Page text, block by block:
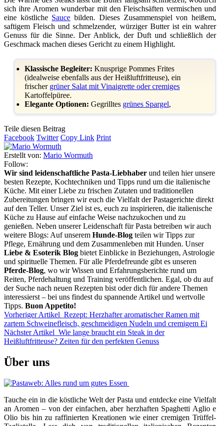
sich ihre Aromen wunderbar mit den Fleischsäften vermischen und
eine köstliche Sauce bilden. Dieses Zusammenspiel von heißem,
saftigem Fleisch und schmelzender, würziger Butter ist ein wahrer
Genuss für die Sinne. Der Anblick, der Duft und schließlich der
Geschmack machen dieses Gericht zu einem Highlight.
Klassische Begleiter: Knusprige Pommes Frites
(idealweise ebenfalls aus der Heißluftfritteuse), ein
frischer grüner Salat mit Vinaigrette oder cremiges
Kartoffelpüree.
Elegante Optionen: Gegrilltes grünes Spargel,
Teile diesen Beitrag
Facebook Twitter Copy Link Print
Erstellt von: Mario Wormuth
Follow:
Wir sind leidenschaftliche Pasta-Liebhaber und teilen hier unsere
besten Rezepte, Kochtechniken und Tipps rund um die italienische
Küche. Mit einer Liebe zu frischen Zutaten und traditionellen
Zubereitungen bringen wir euch die Vielfalt der Pastagerichte direkt
auf den Teller. Unser Ziel ist es, euch zu inspirieren, die italienische
Küche zu Hause auf einfache Weise nachzukochen und zu
genießen. Neben unserer Leidenschaft für Pasta betreiben wir auch
weitere Blogs: Auf unserem Hunde-Blog teilen wir Tipps zur
Pflege, Ernährung und dem Zusammenleben mit Hunden. Unser
Liebe & Esoterik Blog bietet Einblicke in Beziehungen, Astrologie
und spirituelle Themen. Für alle Pferdefreunde gibt es unseren
Pferde-Blog, wo wir Wissen und Erfahrungsberichte rund um
Reiten, Pferdehaltung und Training veröffentlichen. Egal, ob du auf
der Suche nach neuen Rezepten bist oder dich für andere Themen
interessierst – bei uns findest du spannende Artikel und wertvolle
Tipps. Buon Appetito!
Vorheriger Artikel Rezept: Herzhafter aromatischer Ramen mit
zartem Schweinefleisch, geschmeidigen Nudeln und cremigem Ei
Nächster Artikel Wie lange braucht ein Steak in der
Heißluftfritteuse? Zeiten für den perfekten Genuss
Über uns
Tauche ein in die köstliche Welt der Pasta und entdecke eine Vielfalt
an Aromen – von der einfachen, aber herzhaften Spaghetti Aglio e
Olio bis hin zu raffinierten Kreationen wie einer cremigen Trüffel-